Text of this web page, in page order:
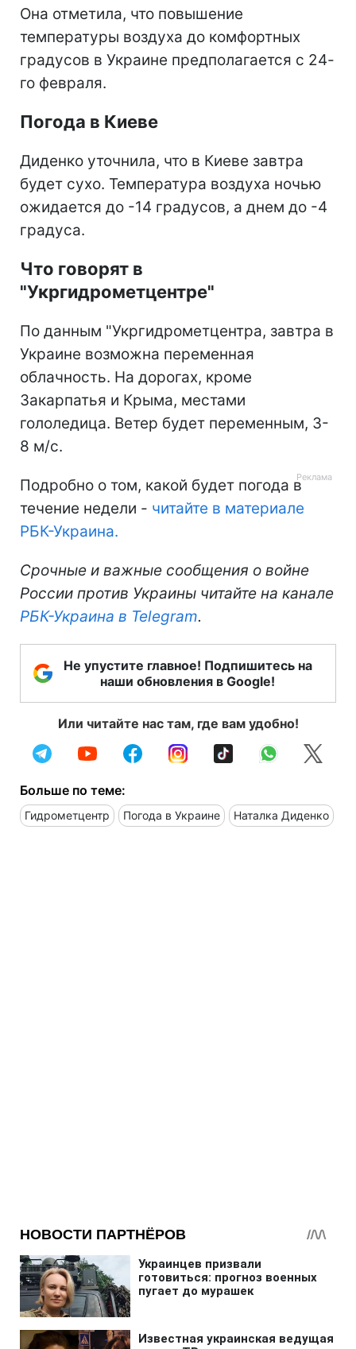
Она отметила, что повышение
температуры воздуха до комфортных
градусов в Украине предполагается с 24-
го февраля.
Погода в Киеве
Диденко уточнила, что в Киеве завтра
будет сухо. Температура воздуха ночью
ожидается до -14 градусов, а днем до -4
градуса.
Что говорят в
"Укргидрометцентре"
По данным "Укргидрометцентра, завтра в
Украине возможна переменная
облачность. На дорогах, кроме
Закарпатья и Крыма, местами
гололедица. Ветер будет переменным, 3-
8 м/с.
Подробно о том, какой будет погода в
течение недели - читайте в материале
РБК-Украина.
Срочные и важные сообщения о войне
России против Украины читайте на канале
РБК-Украина в Telegram.
Не упустите главное! Подпишитесь на
наши обновления в Google!
Или читайте нас там, где вам удобно!
Больше по теме:
Гидрометцентр Погода в Украине Наталка Диденко